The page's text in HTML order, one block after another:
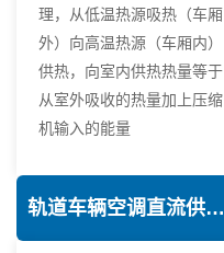
理，从低温热源吸热（车厢
外）向高温热源（车厢内）
供热，向室内供热热量等于
从室外吸收的热量加上压缩
机输入的能量
轨道车辆空调直流供电技术